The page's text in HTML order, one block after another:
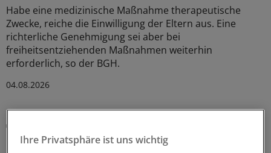
Habe eine medizinische Maßnahme therapeutische
Zwecke, reiche die Einwilligung der Eltern aus. Eine
richterliche Genehmigung sei aber bei
freiheitsentziehenden Maßnahmen weiterhin
erforderlich, so der BGH.
04.08.2026
Bundesgerichtshof zu Focus-Ärztesiegeln: Für
Ihre Privatsphäre ist uns wichtig